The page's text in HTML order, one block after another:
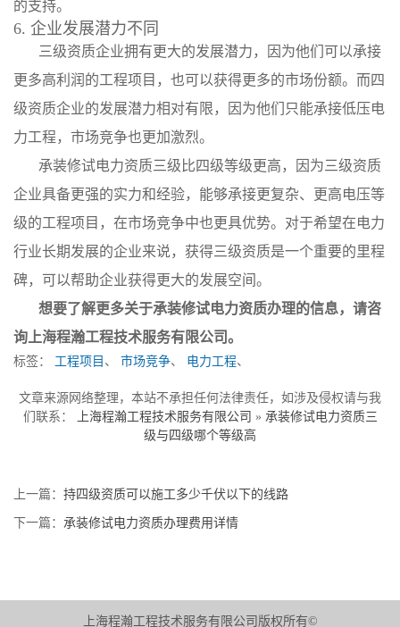
的支持。
6. 企业发展潜力不同
三级资质企业拥有更大的发展潜力，因为他们可以承接
更多高利润的工程项目，也可以获得更多的市场份额。而四
级资质企业的发展潜力相对有限，因为他们只能承接低压电
力工程，市场竞争也更加激烈。
承装修试电力资质三级比四级等级更高，因为三级资质
企业具备更强的实力和经验，能够承接更复杂、更高电压等
级的工程项目，在市场竞争中也更具优势。对于希望在电力
行业长期发展的企业来说，获得三级资质是一个重要的里程
碑，可以帮助企业获得更大的发展空间。
想要了解更多关于承装修试电力资质办理的信息，请咨
询上海程瀚工程技术服务有限公司。
标签： 工程项目 、 市场竞争、 电力工程、
文章来源网络整理，本站不承担任何法律责任，如涉及侵权请与我
们联系：
上海程瀚工程技术服务有限公司 » 承装修试电力资质三
级与四级哪个等级高
上一篇： 持四级资质可以施工多少千伏以下的线路
下一篇： 承装修试电力资质办理费用详情
上海程瀚工程技术服务有限公司版权所有©